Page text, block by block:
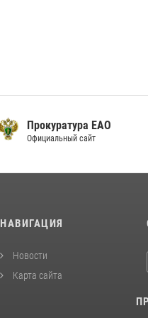
Прокуратура ЕАО
Официальный сайт
НАВИГАЦИЯ
Новости
Карта сайта